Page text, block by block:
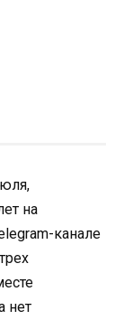
на
канале
нет